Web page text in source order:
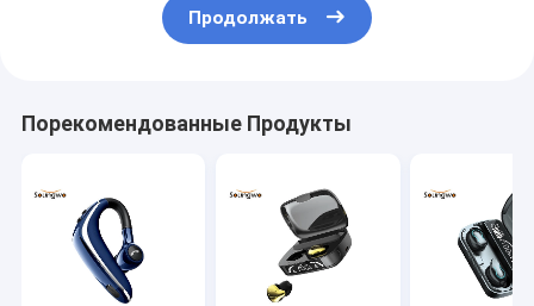
Продолжать
Порекомендованные Продукты